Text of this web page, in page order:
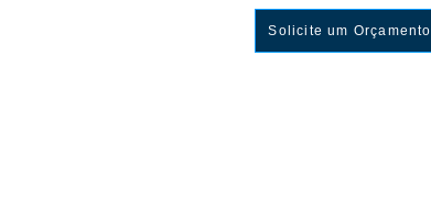
Solicite um Orçamento